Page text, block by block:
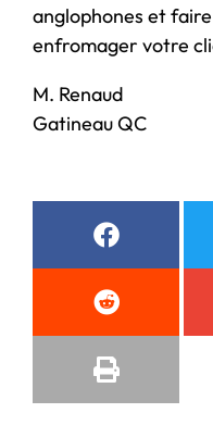
anglophones et
enfromager votre
M. Renaud
Gatineau QC